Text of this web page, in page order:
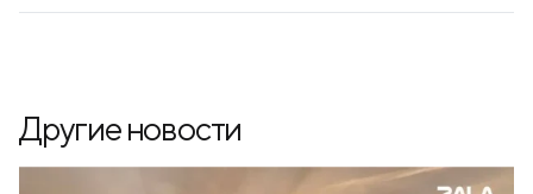
Другие новости